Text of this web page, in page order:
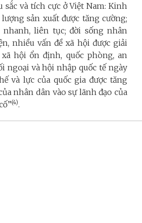
sắc và tích cực ở Việt Nam: Kinh
sản xuất được tăng cường;
liên tục; đời sống nhân
nhiều vấn đề xã hội được giải
hội ổn định, quốc phòng, an
ngoại và hội nhập quốc tế ngày
và lực của quốc gia được tăng
nhân dân vào sự lãnh đạo của
(4).